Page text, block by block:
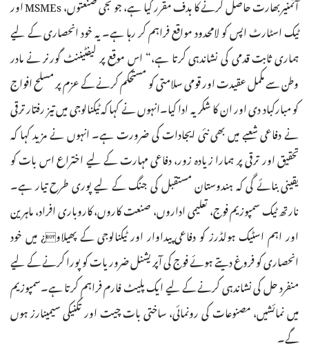
ٹیک اسٹارٹ اپس کو لامحدود مواقع فراہم کر رہا ہے۔ یہ خود انحصاری کے لیے
ہماری ثابت قدمی کی نشاندہی کرتا ہے،“ اس موقع پر لیفٹیننٹ گورنر نے مادر
وطن سے مکمل عقیدت اور قومی سلامتی کو مستحکم کرنے کے عزم پر مسلح افواج
کو مبارکباد دی اور ان کا شکریہ ادا کیا۔انہوں نے کہا کہ ٹیکنالوجی میں تیز رفتار ترقی
نے دفاعی شعبے میں بھی نئی ایجادات کی ضرورت ہے۔ انہوں نے مزید کہا کہ
تحقیق اور ترقی پر ہمارا زیادہ زور، دفاعی مہارت کے لیے اختراع اس بات کو
یقینی بنائے گی کہ ہندوستان مستقبل کی جنگ کے لیے پوری طرح تیار ہے۔
نارتھ ٹیک سمپوزیم فوج، تعلیمی اداروں، صنعت کاروں، کاروباری افراد، ماہرین
اور اہم اسٹیک ہولڈرز کو دفاعی پیداوار اور ٹیکنالوجی کے پھیلاو¿ میں خود
انحصاری کو فروغ دیتے ہوئے فوج کی آپریشنل ضروریات کو پورا کرنے کے لیے
منفرد حل کی نشاندہی کرنے کے لیے ایک پلیٹ فارم فراہم کرتا ہے۔سمپوزیم
میں نمائشیں، مصنوعات کی رونمائی، ساختی بات چیت اور تکنیکی سیمینارز ہوں
گے۔